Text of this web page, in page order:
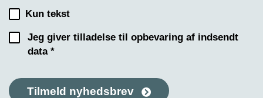
Kun tekst
Jeg giver tilladelse til opbevaring af indsendt
data *
Tilmeld nyhedsbrev